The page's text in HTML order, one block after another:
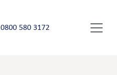
0800 580 3172